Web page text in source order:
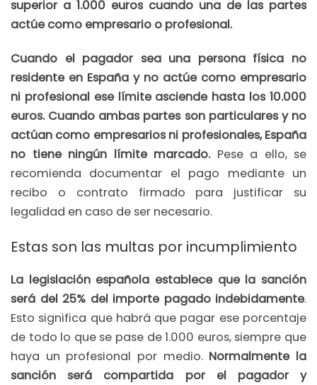
superior a 1.000 euros cuando una de las partes
actúe como empresario o profesional.
Cuando el pagador sea una persona física no
residente en España y no actúe como empresario
ni profesional ese límite asciende hasta los 10.000
euros. Cuando ambas partes son particulares y no
actúan como empresarios ni profesionales, España
no tiene ningún límite marcado. Pese a ello, se
recomienda documentar el pago mediante un
recibo o contrato firmado para justificar su
legalidad en caso de ser necesario.
Estas son las multas por incumplimiento
La legislación española establece que la sanción
será del 25% del importe pagado indebidamente.
Esto significa que habrá que pagar ese porcentaje
de todo lo que se pase de 1.000 euros, siempre que
haya un profesional por medio. Normalmente la
sanción será compartida por el pagador y